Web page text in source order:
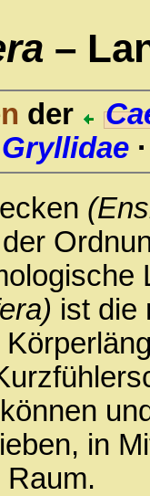
–
der
Gryllidae
ist die
in